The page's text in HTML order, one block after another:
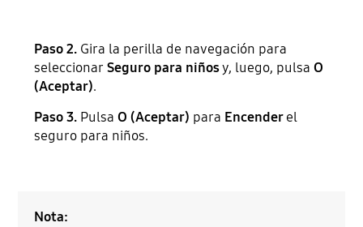
Paso 2. Gira la perilla de navegación para
seleccionar Seguro para niñosy, luego, pulsaO
(Aceptar).
Paso 3. PulsaO (Aceptar) para Encenderel
seguro para niños.
Nota: